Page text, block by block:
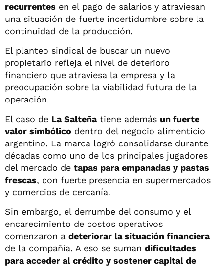
recurrentes en el pago de salarios y atraviesan
una situación de fuerte incertidumbre sobre la
continuidad de la producción.
El planteo sindical de buscar un nuevo
propietario refleja el nivel de deterioro
financiero que atraviesa la empresa y la
preocupación sobre la viabilidad futura de la
operación.
El caso de La Salteñatiene además un fuerte
valor simbólico dentro del negocio alimenticio
argentino. La marca logró consolidarse durante
décadas como uno de los principales jugadores
del mercado de tapas para empanadas y pastas
frescas, con fuerte presencia en supermercados
y comercios de cercanía.
Sin embargo, el derrumbe del consumo y el
encarecimiento de costos operativos
comenzaron a deteriorar la situación financiera
de la compañía. A eso se suman dificultades
para acceder al crédito y sostener capital de